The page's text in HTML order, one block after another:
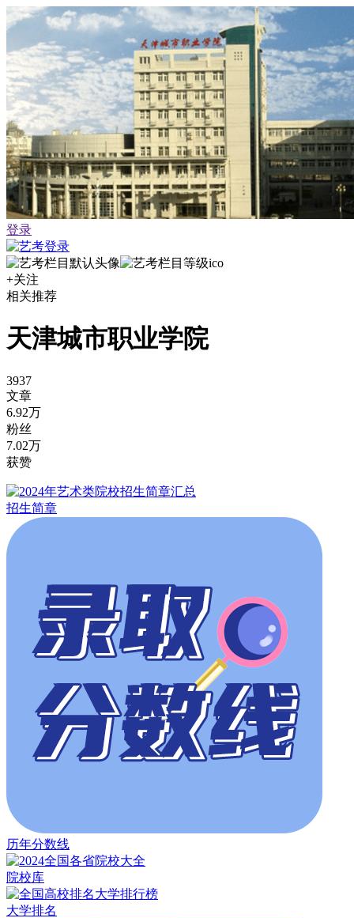
登录
+关注
相关推荐
天津城市职业学院
3937
文章
6.92万
粉丝
7.02万
获赞
招生简章
历年分数线
院校库
大学排名